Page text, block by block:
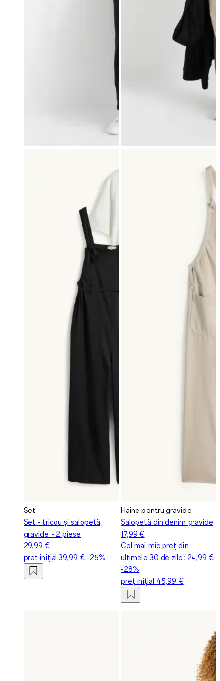
Set
Set - tricou și salopetă
gravide - 2 piese
29,99 €
preț inițial39,99 €-25%
Haine pentru gravide
Salopetă din denim gravide
17,99 €
Cel mai mic preț din
ultimele 30 de zile: 24,99 €
-28%
preț inițial 45,99 €